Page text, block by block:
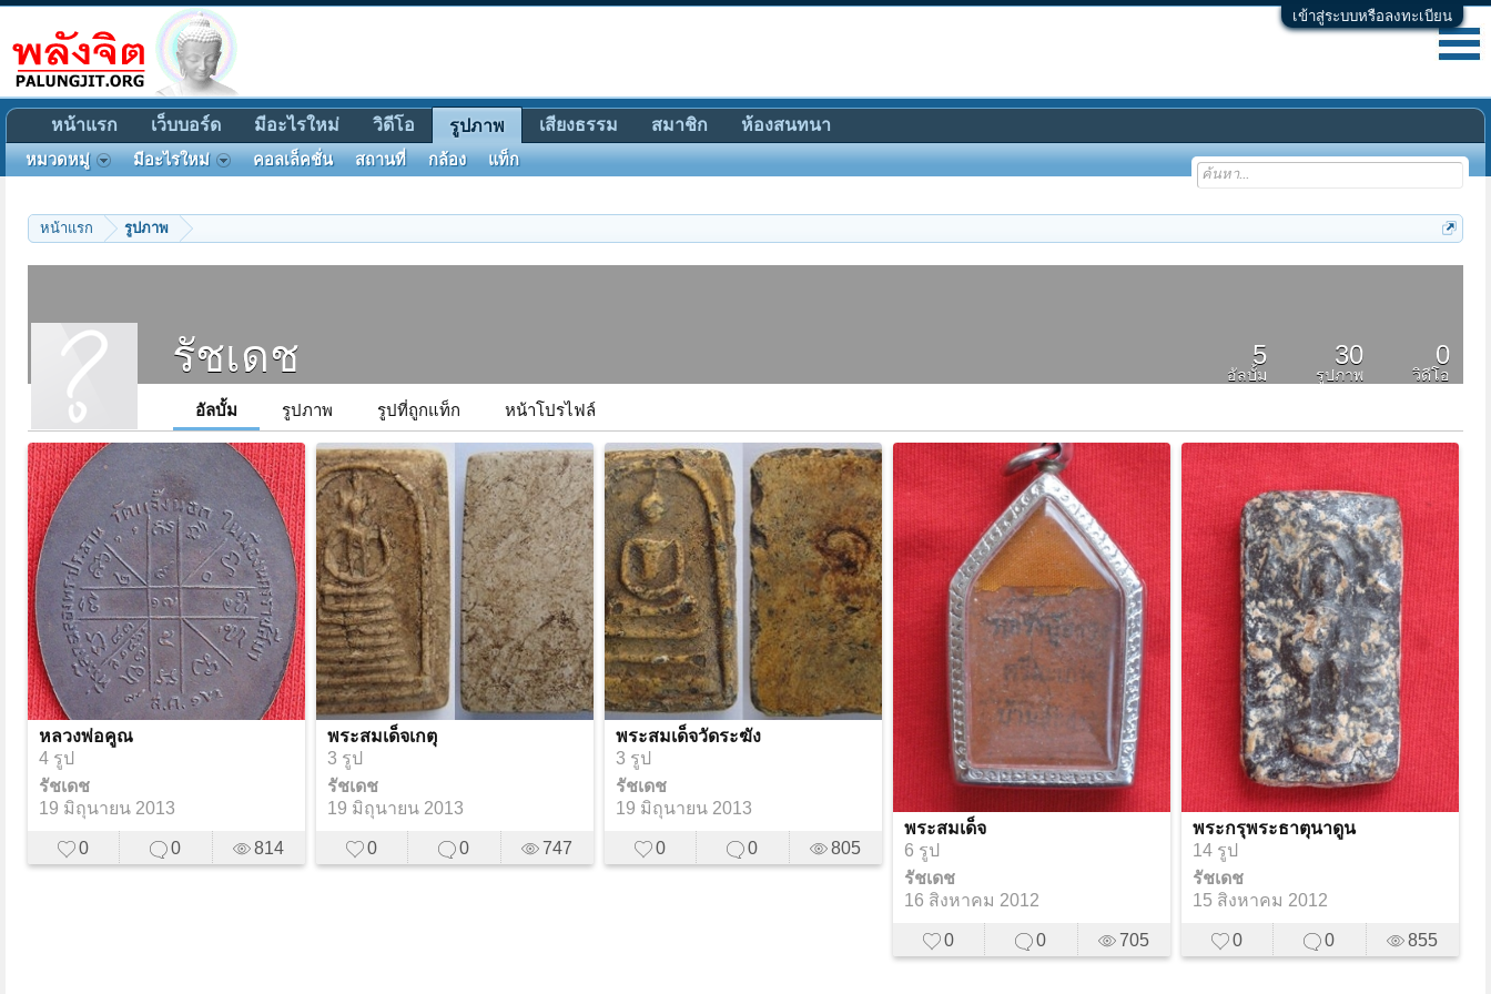
เข้าสู่ระบบหรือลงทะเบียน
หน้าแรก รูปภาพ
รัชเดช 5
อัลบั้ม
30
รูปภาพ
0
วิดีโอ
อัลบั้ม รูปภาพ รูปที่ถูกแท็ก หน้าโปรไฟล์
หลวงพ่อคูณ
4 รูป
รัชเดช
19 มิถุนายน 2013
0 0 814
พระสมเด็จเกตุ
3 รูป
รัชเดช
19 มิถุนายน 2013
0 0 747
พระสมเด็จวัดระฆัง
3 รูป
รัชเดช
19 มิถุนายน 2013
0 0 805
พระสมเด็จ
6 รูป
รัชเดช
16 สิงหาคม 2012
0 0 705
พระกรุพระธาตุนาดูน
14 รูป
รัชเดช
15 สิงหาคม 2012
0 0 855
หน้าแรก เว็บบอร์ด มีอะไรใหม่ วิดีโอ รูปภาพ
หมวดหมู่ มีอะไรใหม่ คอลเล็คชั่น สถานที่ กล้อง แท็ก
เสียงธรรม สมาชิก ห้องสนทนา